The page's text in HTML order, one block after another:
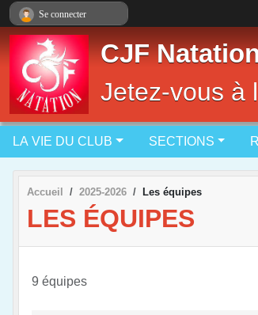
CJF
Jetez-vous à
LA VIE DU CLUB SECTIONS
Accueil 2025-2026 Les équipes
LES ÉQUIPES
9 équipes
Se connecter
Panneau de gestion des cookies